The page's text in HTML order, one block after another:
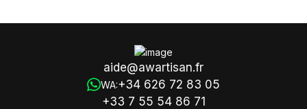
aide@awartisan.fr
WA:+34 626 72 83 05
+33 7 55 54 86 71